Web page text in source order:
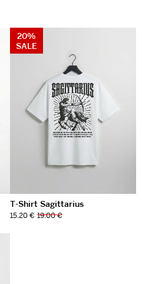
20%
SALE
T-Shirt Sagittarius
15.20 € 19.00 €